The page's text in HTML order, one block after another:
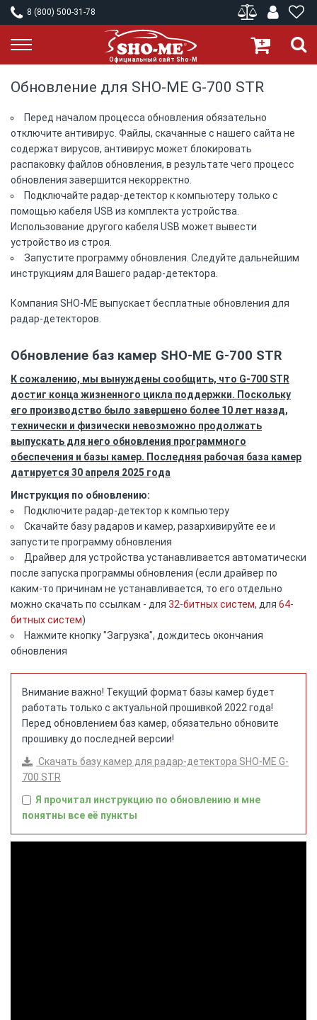
8 (800) 500-31-78
Обновление для SHO-ME G-700 STR
Перед началом процесса обновления обязательно
отключите антивирус. Файлы, скачанные с нашего сайта не
содержат вирусов, антивирус может блокировать
распаковку файлов обновления, в результате чего процесс
обновления завершится некорректно.
Подключайте радар-детектор к компьютеру только с
помощью кабеля USB из комплекта устройства.
Использование другого кабеля USB может вывести
устройство из строя.
Запустите программу обновления. Следуйте дальнейшим
инструкциям для Вашего радар-детектора.
Компания SHO-ME выпускает бесплатные обновления для
радар-детекторов.
Обновление баз камер SHO-ME G-700 STR
К сожалению, мы вынуждены сообщить, что G-700 STR
достиг конца жизненного цикла поддержки. Поскольку
его производство было завершено более 10 лет назад,
технически и физически невозможно продолжать
выпускать для него обновления программного
обеспечения и базы камер. Последняя рабочая база камер
датируется 30 апреля 2025 года
Инструкция по обновлению:
Подключите радар-детектор к компьютеру
Скачайте базу радаров и камер, разархивируйте ее и
запустите программу обновления
Драйвер для устройства устанавливается автоматически
после запуска программы обновления (если драйвер по
каким-то причинам не устанавливается, то его отдельно
можно скачать по ссылкам - для 32-битных систем, для 64-
битных систем)
Нажмите кнопку "Загрузка", дождитесь окончания
обновления
Внимание важно! Текущий формат базы камер будет
работать только с актуальной прошивкой 2022 года!
Перед обновлением баз камер, обязательно обновите
прошивку до последней версии!
Скачать базу камер для радар-детектора SHO-ME G-
700 STR
Я прочитал инструкцию по обновлению и мне
понятны все её пункты